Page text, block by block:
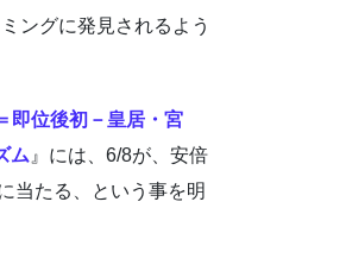
ングに発見されるよう
即位後初－皇居・宮
ム 』には、6/8が、安倍
当たる、という事を明